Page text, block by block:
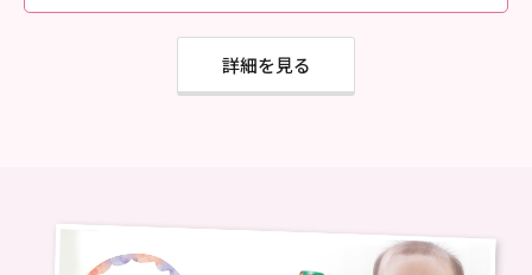
詳細を見る